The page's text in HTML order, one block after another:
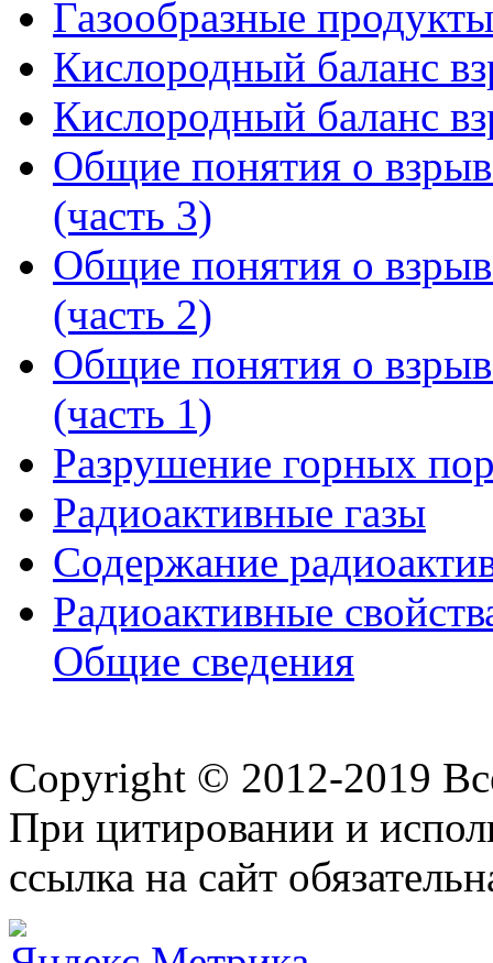
Газообразные
Кислородный баланс
Кислородный баланс
Общие понятия о
(часть 3)
Общие понятия о
(часть 2)
Общие понятия о
(часть 1)
Разрушение горных
Радиоактивные газы
Содержание
Радиоактивные
Общие сведения
Copyright © 2012-2019
При цитировании и
ссылка на сайт